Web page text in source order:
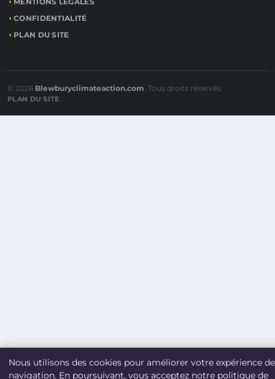
CONFIDENTIALITÉ
PLAN DU SITE
© 2026 Blewburyclimateaction.com. Tous droits réservés.
PLAN DU SITE
Nous utilisons des cookies pour améliorer votre expérience de
navigation. En poursuivant, vous acceptez notre politique de